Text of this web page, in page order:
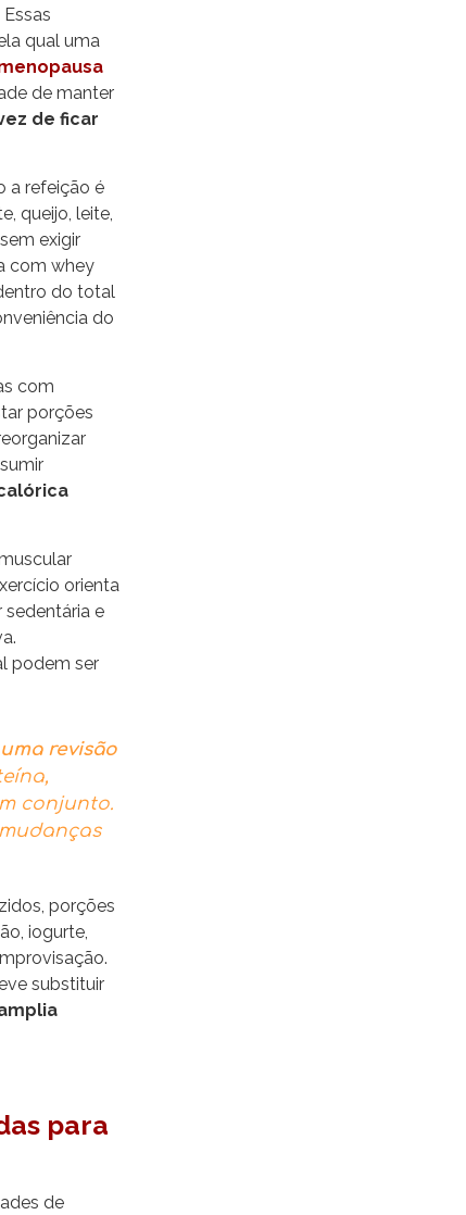
qual uma
de manter
de ficar
a refeição é
queijo, leite,
exigir
com whey
do total
do
com
porções
orienta
e
podem ser
revisão
conjunto.
porções
iogurte,
substituir
para
de